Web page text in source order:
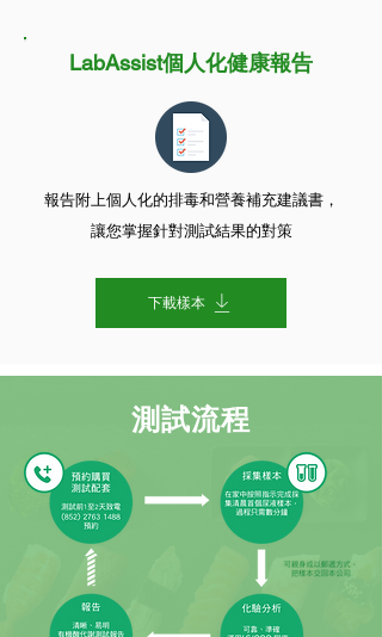
LabAssist個人化健康報告
報告附上個人化的排毒和營養補充建議書，
讓您掌握針對測試結果的對策
下載樣本
​測試流程